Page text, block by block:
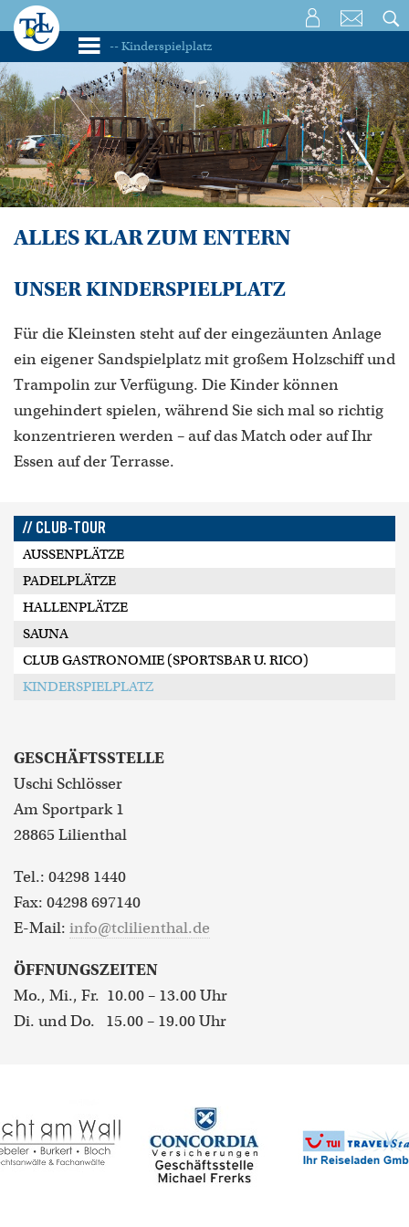
ALLES KLAR ZUM ENTERN
UNSER KINDERSPIELPLATZ
Für die Kleinsten steht auf der eingezäunten Anlage
ein eigener Sandspielplatz mit großem Holzschiff und
Trampolin zur Verfügung. Die Kinder können
ungehindert spielen, während Sie sich mal so richtig
konzentrieren werden – auf das Match oder auf Ihr
Essen auf der Terrasse.
// CLUB-TOUR
AUSSENPLÄTZE
PADELPLÄTZE
HALLENPLÄTZE
SAUNA
CLUB GASTRONOMIE (SPORTSBAR U. RICO)
KINDERSPIELPLATZ
GESCHÄFTSSTELLE
Uschi Schlösser
Am Sportpark 1
28865 Lilienthal
Tel.: 04298 1440
Fax: 04298 697140
E-Mail: info@tclilienthal.de
ÖFFNUNGSZEITEN
Mo., Mi., Fr. 10.00 – 13.00 Uhr
Di. und Do. 15.00 – 19.00 Uhr